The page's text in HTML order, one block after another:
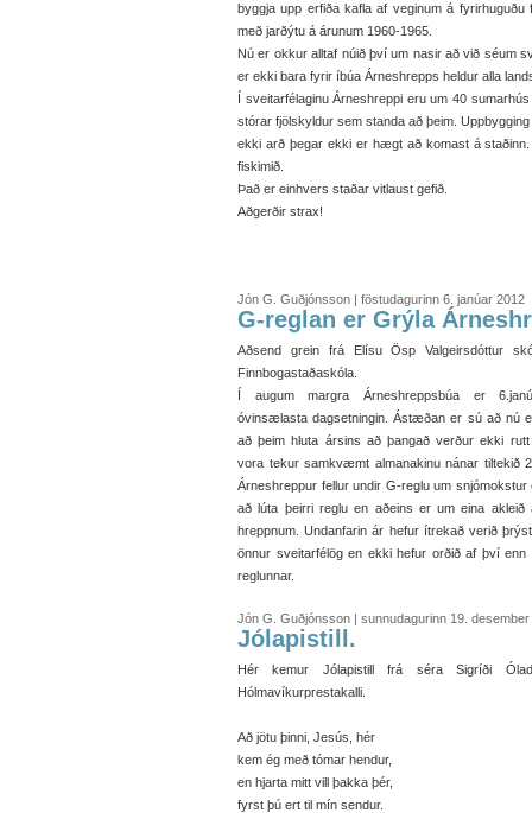
byggja upp erfiða kafla af veginum á
með jarðýtu á árunum 1960-1965.
Nú er okkur alltaf núið því um nasir að við séum
er ekki bara fyrir íbúa Árneshrepps heldur alla
Í sveitarfélaginu Árneshreppi eru um 40
stórar fjölskyldur sem standa að þeim.
ekki arð þegar ekki er hægt að komast á
fiskimið.
Það er einhvers staðar vitlaust gefið.
Aðgerðir strax!
Jón G. Guðjónsson | föstudagurinn 6. janúar 2012
G-reglan er Grýla
Aðsend grein frá Elísu Ösp Valgeirsdóttur
Finnbogastaðaskóla.
Í augum margra Árneshreppsbúa er
óvinsælasta dagsetningin. Ástæðan er sú að nú
að þeim hluta ársins að þangað verður ekki
vora tekur samkvæmt almanakinu nánar tiltekið
Árneshreppur fellur undir G-reglu um
að lúta þeirri reglu en aðeins er um eina
hreppnum. Undanfarin ár hefur ítrekað verið
önnur sveitarfélög en ekki hefur orðið af því
reglunnar.
Jón G. Guðjónsson | sunnudagurinn 19. desember
Jólapistill.
Hér kemur Jólapistill frá séra Sigríði
Hólmavíkurprestakalli.
Að jötu þinni, Jesús, hér
kem ég með tómar hendur,
en hjarta mitt vill þakka þér,
fyrst þú ert til mín sendur.